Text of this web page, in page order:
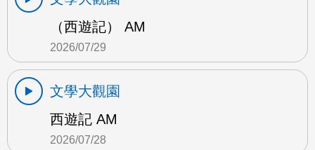
（西遊記） AM
2026/07/29
文學大觀園
西遊記 AM
2026/07/28